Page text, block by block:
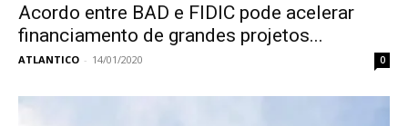
Acordo entre BAD e FIDIC pode acelerar
financiamento de grandes projetos...
ATLANTICO - 14/01/2020 0